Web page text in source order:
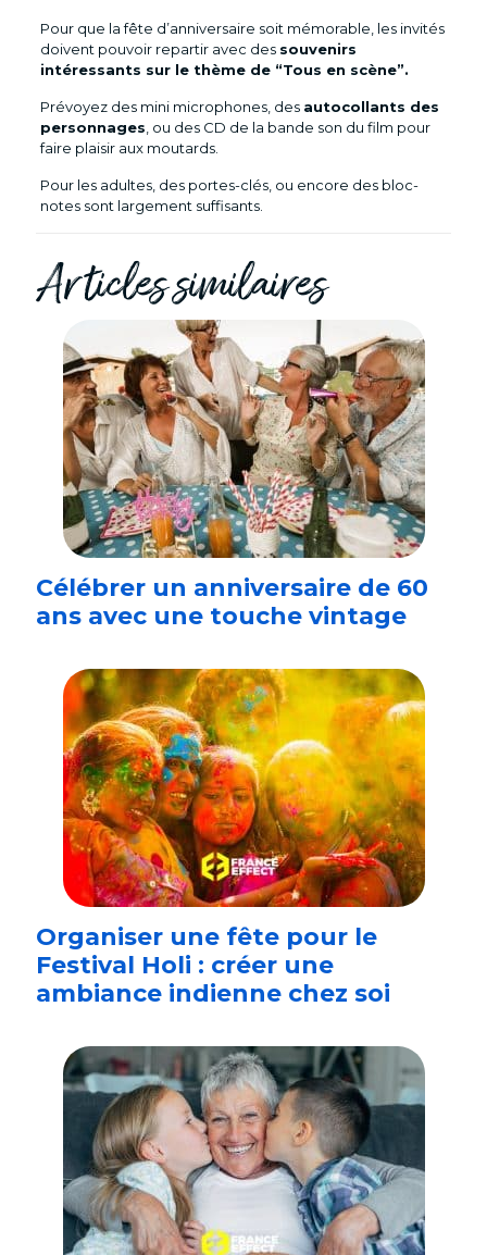
Pour que la fête d’anniversaire soit mémorable, les invités
doivent pouvoir repartir avec des souvenirs
intéressants sur le thème de “Tous en scène”.
Prévoyez des mini microphones, des autocollants des
personnages, ou des CD de la bande son du film pour
faire plaisir aux moutards.
Pour les adultes, des portes-clés, ou encore des bloc-
notes sont largement suffisants.
Articles similaires
Célébrer un anniversaire de 60
ans avec une touche vintage
Organiser une fête pour le
Festival Holi : créer une
ambiance indienne chez soi